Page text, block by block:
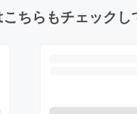
ちらもチェックし